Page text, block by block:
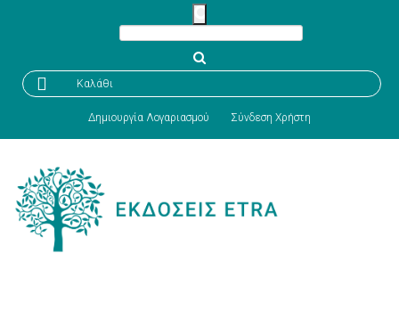
 Καλάθι
Δημιουργία Λογαριασμού Σύνδεση Χρήστη